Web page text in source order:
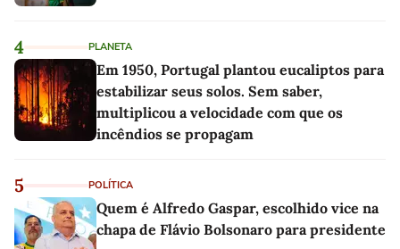
4 PLANETA
Em 1950, Portugal plantou eucaliptos para
estabilizar seus solos. Sem saber,
multiplicou a velocidade com que os
incêndios se propagam
5 POLÍTICA
Quem é Alfredo Gaspar, escolhido vice na
chapa de Flávio Bolsonaro para presidente